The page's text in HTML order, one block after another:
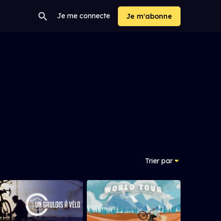
Je me connecte Je m'abonne
Trier par